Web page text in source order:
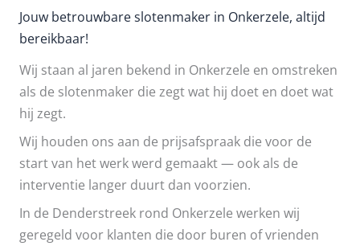
Jouw betrouwbare slotenmaker in Onkerzele, altijd
bereikbaar!
Wij staan al jaren bekend in Onkerzele en omstreken
als de slotenmaker die zegt wat hij doet en doet wat
hij zegt.
Wij houden ons aan de prijsafspraak die voor de
start van het werk werd gemaakt — ook als de
interventie langer duurt dan voorzien.
In de Denderstreek rond Onkerzele werken wij
geregeld voor klanten die door buren of vrienden